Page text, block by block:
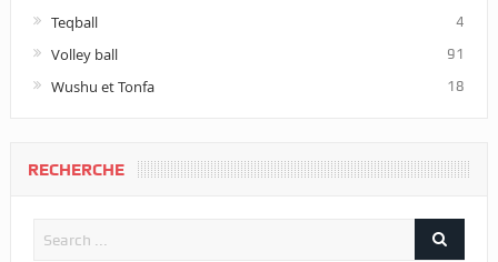
Teqball 4
Volley ball 91
Wushu et Tonfa 18
RECHERCHE